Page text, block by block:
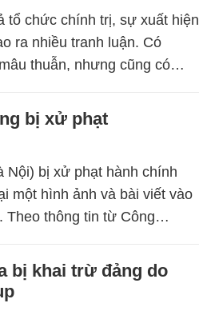
tổ chức chính trị, sự xuất hiện
ra nhiều tranh luận. Có
thuẫn, nhưng cũng có…
bị xử phạt
Nội) bị xử phạt hành chính
một hình ảnh và bài viết vào
Theo thông tin từ Công…
bị khai trừ đảng do